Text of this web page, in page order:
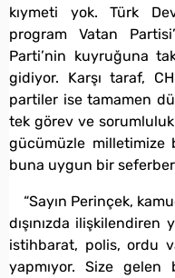
kıymeti yok. Türk
program Vatan
Parti’nin kuyruğuna
gidiyor. Karşı taraf,
partiler ise tamamen
tek görev ve
gücümüzle milletimize
buna uygun bir
“Sayın Perinçek,
dışınızda
istihbarat, polis, ordu
yapmıyor. Size